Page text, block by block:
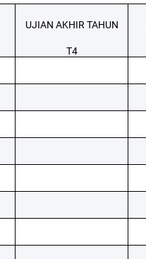
UJIAN AKHIR TAHUN
T4